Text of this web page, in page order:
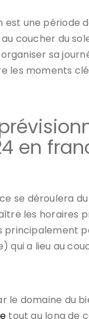
est une
coucher du
sa
les moments
en
se déroulera
les horaires
qui a lieu au
le domaine du
tout au long de